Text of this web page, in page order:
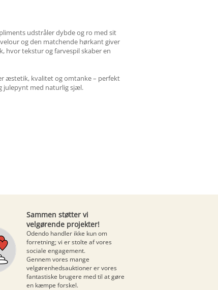
udstråler dybde og ro med sit
og den matchende hørkant giver
tekstur og farvespil skaber en
æstetik, kvalitet og omtanke – perfekt
julepynt med naturlig sjæl.
Sammen støtter vi
velgørende projekter!
Odendo handler ikke kun om
forretning; vi er stolte af vores
sociale engagement.
Gennem vores mange
velgørenhedsauktionerer vores
fantastiske brugere med til at gøre
en kæmpe forskel.